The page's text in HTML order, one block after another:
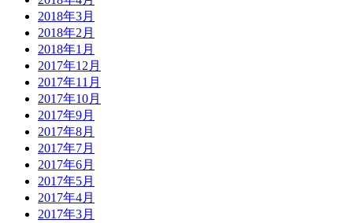
2018年3月
2018年2月
2018年1月
2017年12月
2017年11月
2017年10月
2017年9月
2017年8月
2017年7月
2017年6月
2017年5月
2017年4月
2017年3月